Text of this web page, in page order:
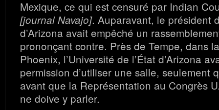
Mexique, ce qui est censuré par Indian
[journal Navajo]. Auparavant, le président
d’Arizona avait empêché un
prononçant contre. Près de Tempe, dans
Phoenix, l’Université de l’État d’Arizona
permission d’utiliser une salle, seulement
avant que la Représentation au Congrès
ne doive y parler.